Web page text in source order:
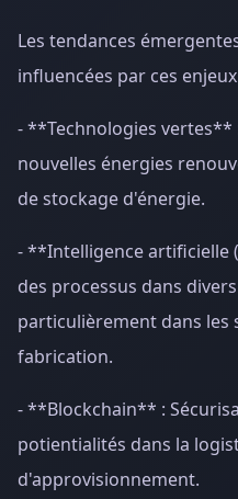
Les tendances
influencées par ces
- **Technologies vertes**
nouvelles énergies
de stockage d'énergie.
- **Intelligence artificielle
des processus dans
particulièrement dans les
fabrication.
- **Blockchain** :
potientialités dans la
d'approvisionnement.